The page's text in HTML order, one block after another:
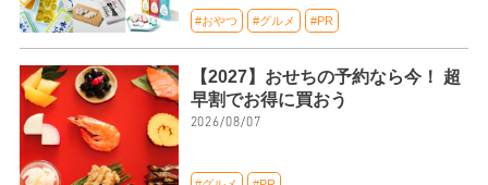
#おやつ #グルメ #PR
【2027】おせちの予約なら今！ 超
早割でお得に買おう
2026/08/07